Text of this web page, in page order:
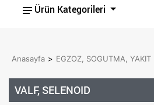
Ürün Kategorileri
Anasayfa > EGZOZ, SOGUTMA, YAKIT
VALF, SELENOID